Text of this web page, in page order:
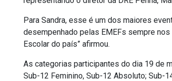
Para Sandra, esse é um dos maiores
desempenhado pelas EMEFs sempre
Escolar do país” afirmou.
As categorias participantes do dia 19 de
Sub-12 Feminino, Sub-12 Absoluto; Sub-